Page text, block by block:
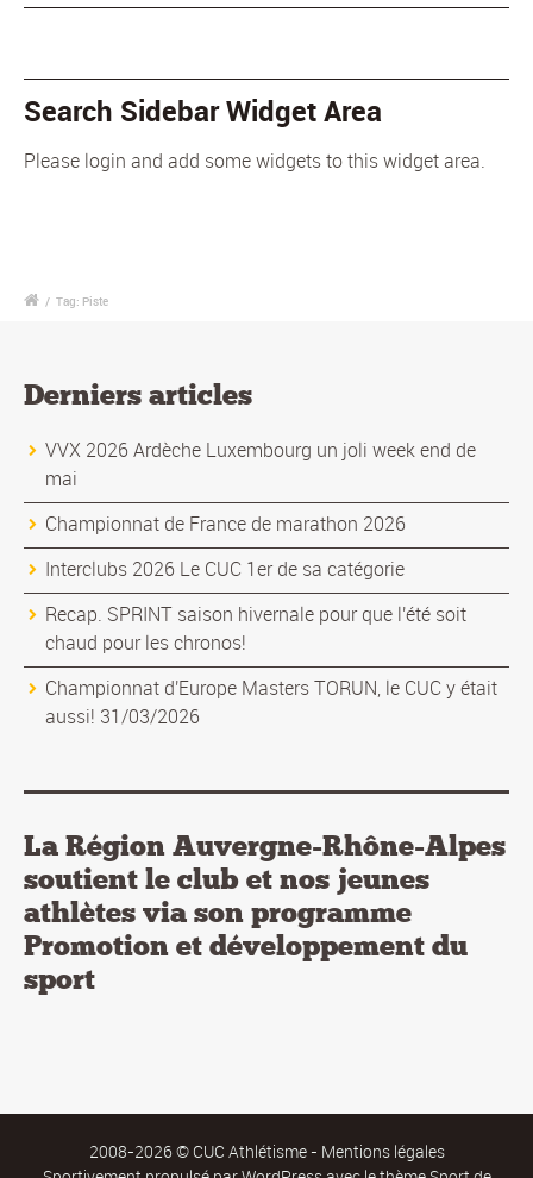
Search Sidebar Widget Area
Please login and add some widgets to this widget area.
/ Tag: Piste
Derniers articles
VVX 2026 Ardèche Luxembourg un joli week end de
mai
Championnat de France de marathon 2026
Interclubs 2026 Le CUC 1er de sa catégorie
Recap. SPRINT saison hivernale pour que l'été soit
chaud pour les chronos!
Championnat d'Europe Masters TORUN, le CUC y était
aussi! 31/03/2026
La Région Auvergne-Rhône-Alpes
soutient le club et nos jeunes
athlètes via son programme
Promotion et développement du
sport
2008-2026 © CUC Athlétisme - Mentions légales